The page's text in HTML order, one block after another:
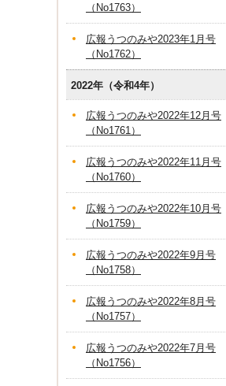
（No1763）
広報うつのみや2023年1月号
（No1762）
2022年（令和4年）
広報うつのみや2022年12月号
（No1761）
広報うつのみや2022年11月号
（No1760）
広報うつのみや2022年10月号
（No1759）
広報うつのみや2022年9月号
（No1758）
広報うつのみや2022年8月号
（No1757）
広報うつのみや2022年7月号
（No1756）